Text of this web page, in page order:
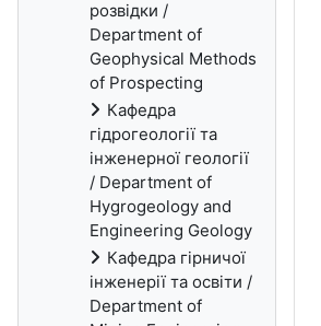
розвідки /
Department of
Geophysical Methods
of Prospecting
Кафедра
гідрогеології та
інженерної геології
/ Department of
Hygrogeology and
Engineering Geology
Кафедра гірничої
інженерії та освіти /
Department of